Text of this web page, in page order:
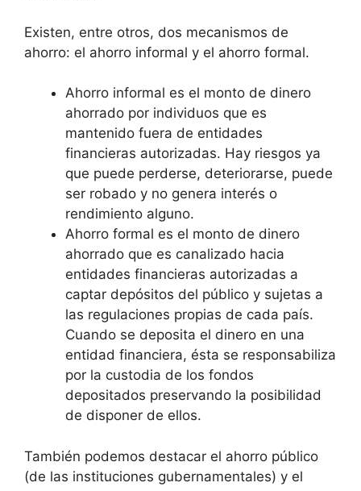
Existen, entre otros, dos mecanismos de
ahorro: el ahorro informal y el ahorro formal.
Ahorro informal es el monto de dinero
ahorrado por individuos que es
mantenido fuera de entidades
financieras autorizadas. Hay riesgos ya
que puede perderse, deteriorarse, puede
ser robado y no genera interés o
rendimiento alguno.
Ahorro formal es el monto de dinero
ahorrado que es canalizado hacia
entidades financieras autorizadas a
captar depósitos del público y sujetas a
las regulaciones propias de cada país.
Cuando se deposita el dinero en una
entidad financiera, ésta se responsabiliza
por la custodia de los fondos
depositados preservando la posibilidad
de disponer de ellos.
También podemos destacar el ahorro público
(de las instituciones gubernamentales) y el